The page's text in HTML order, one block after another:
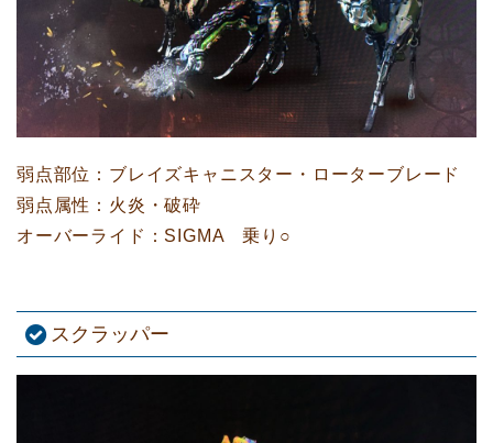
弱点部位：ブレイズキャニスター・ローターブレード
弱点属性：火炎・破砕
オーバーライド：SIGMA 乗り○
スクラッパー